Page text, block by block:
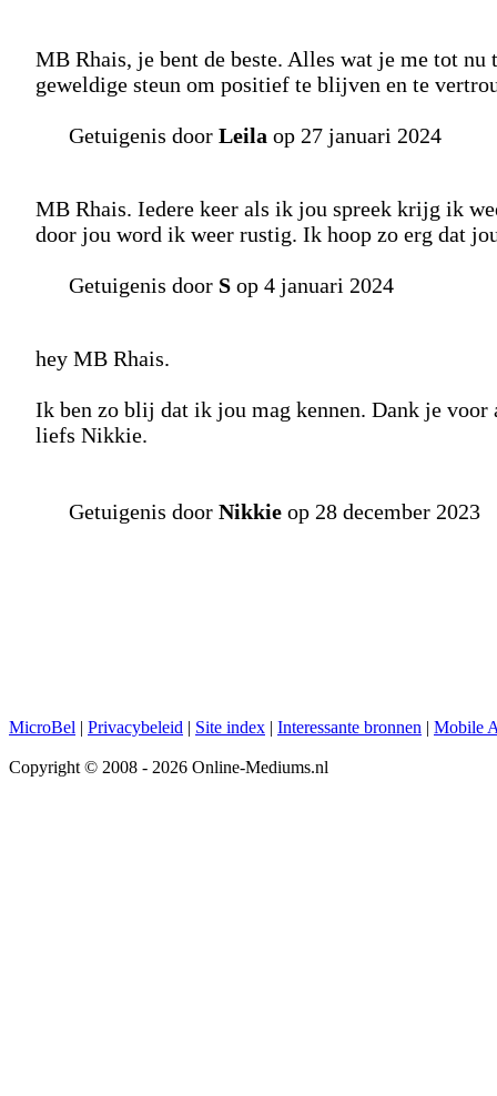
MB Rhais, je bent de beste. Alles wat je me tot
geweldige steun om positief te blijven en te
Getuigenis door Leila op 27 januari 2024
MB Rhais. Iedere keer als ik jou spreek krijg ik
door jou word ik weer rustig. Ik hoop zo erg dat
Getuigenis door S op 4 januari 2024
hey MB Rhais.
Ik ben zo blij dat ik jou mag kennen. Dank je
liefs Nikkie.
Getuigenis door Nikkie op 28 december 2023
MicroBel | Privacybeleid | Site index | Interessante bronnen | Mobile
Copyright © 2008 - 2026 Online-Mediums.nl